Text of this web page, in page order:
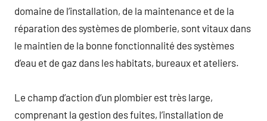
domaine de l’installation, de la maintenance et de la
réparation des systèmes de plomberie, sont vitaux dans
le maintien de la bonne fonctionnalité des systèmes
d’eau et de gaz dans les habitats, bureaux et ateliers.
Le champ d’action d’un plombier est très large,
comprenant la gestion des fuites, l’installation de